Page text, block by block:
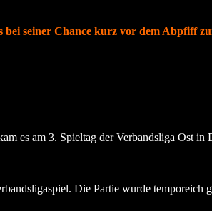
seiner Chance kurz vor dem Abpfiff
es am 3. Spieltag der Verbandsliga Ost
Die Partie wurde